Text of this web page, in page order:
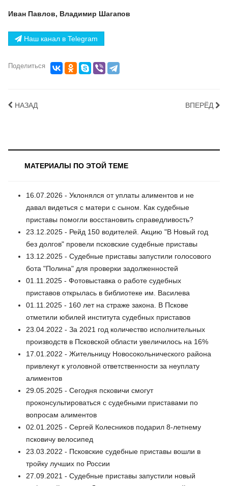
Иван Павлов, Владимир Шагапов
Наш канал в Telegram
Поделиться
НАЗАД ВПЕРЁД
МАТЕРИАЛЫ ПО ЭТОЙ ТЕМЕ
16.07.2026 - Уклонялся от уплаты алиментов и не
давал видеться с матери с сыном. Как судебные
приставы помогли восстановить справедливость?
23.12.2025 - Рейд 150 водителей. Акцию "В Новый год
без долгов" провели псковские судебные приставы
13.12.2025 - Судебные приставы запустили голосового
бота "Полина" для проверки задолженностей
01.11.2025 - Фотовыставка о работе судебных
приставов открылась в библиотеке им. Василева
01.11.2025 - 160 лет на страже закона. В Пскове
отметили юбилей института судебных приставов
23.04.2022 - За 2021 год количество исполнительных
производств в Псковской области увеличилось на 16%
17.01.2022 - Жительницу Новосокольнического района
привлекут к уголовной ответственности за неуплату
алиментов
29.05.2025 - Сегодня псковичи смогут
проконсультироваться с судебными приставами по
вопросам алиментов
02.01.2025 - Сергей Колесников подарил 8-летнему
псковичу велосипед
23.03.2022 - Псковские судебные приставы вошли в
тройку лучших по России
27.09.2021 - Судебные приставы запустили новый